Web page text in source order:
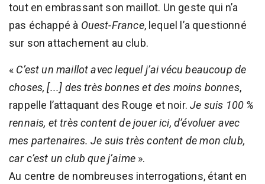
tout en embrassant son maillot. Un geste qui n’a
pas échappé à Ouest-France, lequel l’a questionné
sur son attachement au club.
« C’est un maillot avec lequel j’ai vécu beaucoup de
choses, [...] des très bonnes et des moins bonnes,
rappelle l’attaquant des Rouge et noir.Je suis 100 %
rennais, et très content de jouer ici, d’évoluer avec
mes partenaires. Je suis très content de mon club,
car c’est un club que j’aime ».
Au centre de nombreuses interrogations, étant en